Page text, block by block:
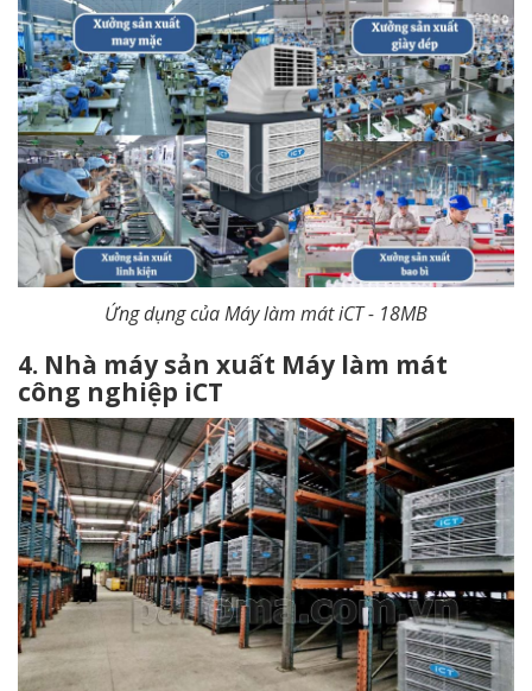
Ứng dụng của Máy làm mát iCT - 18MB
4. Nhà máy sản xuất Máy làm mát
công nghiệp iCT